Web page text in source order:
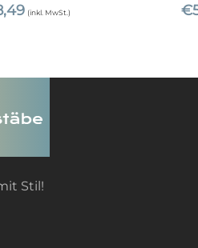
(inkl. MwSt.) €
Stil!